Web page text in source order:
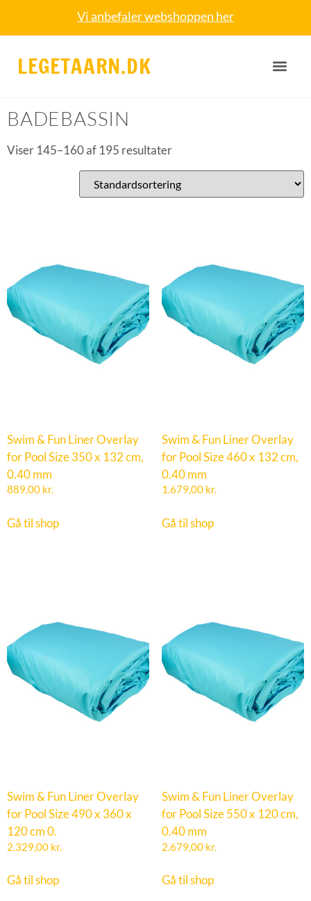
Vi anbefaler webshoppen her
LEGETAARN.DK
BADEBASSIN
Viser 145–160 af 195 resultater
Swim & Fun Liner Overlay
for Pool Size 350 x 132 cm,
0.40 mm
889,00 kr.
Gå til shop
Swim & Fun Liner Overlay
for Pool Size 460 x 132 cm,
0.40 mm
1.679,00 kr.
Gå til shop
Swim & Fun Liner Overlay
for Pool Size 490 x 360 x
120 cm 0.
2.329,00 kr.
Gå til shop
Swim & Fun Liner Overlay
for Pool Size 550 x 120 cm,
0.40 mm
2.679,00 kr.
Gå til shop